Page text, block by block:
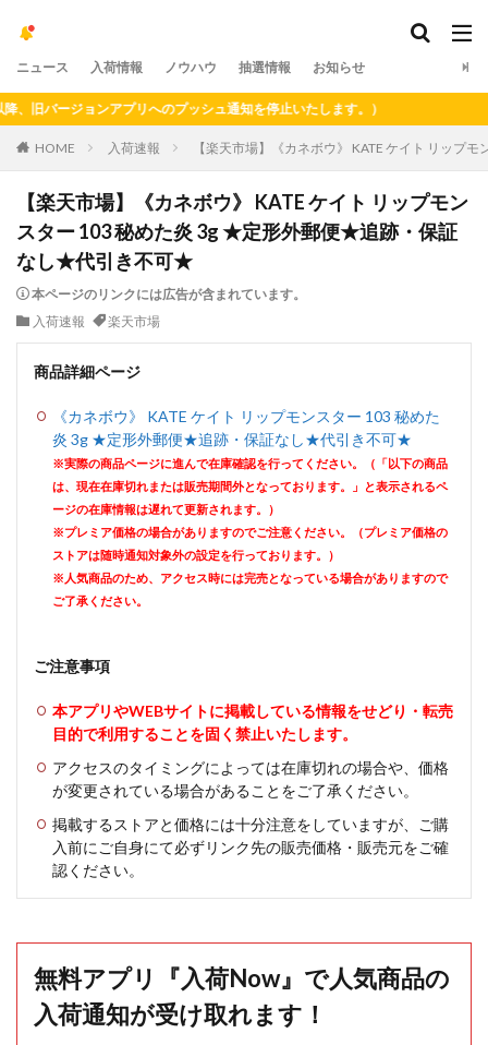
ニュース 入荷情報 ノウハウ 抽選情報 お知らせ
ージョンアプリへのプッシュ通知を停止いたします。）
HOME 入荷速報 【楽天市場】《カネボウ》 KATE ケイト リッ
【楽天市場】《カネボウ》 KATE ケイト リップモン
スター 103 秘めた炎 3g ★定形外郵便★追跡・保証
なし★代引き不可★
本ページのリンクには広告が含まれています。
入荷速報
楽天市場
商品詳細ページ
《カネボウ》 KATE ケイト リップモンスター 103 秘めた
炎 3g ★定形外郵便★追跡・保証なし★代引き不可★
※実際の商品ページに進んで在庫確認を行ってください。（「以下の商品
は、現在在庫切れまたは販売期間外となっております。」と表示されるペ
ージの在庫情報は遅れて更新されます。）
※プレミア価格の場合がありますのでご注意ください。（プレミア価格の
ストアは随時通知対象外の設定を行っております。）
※人気商品のため、アクセス時には完売となっている場合がありますので
ご了承ください。
ご注意事項
本アプリやWEBサイトに掲載している情報をせどり・転売
目的で利用することを固く禁止いたします。
アクセスのタイミングによっては在庫切れの場合や、価格
が変更されている場合があることをご了承ください。
掲載するストアと価格には十分注意をしていますが、ご購
入前にご自身にて必ずリンク先の販売価格・販売元をご確
認ください。
無料アプリ『入荷Now』で人気商品の
入荷通知が受け取れます！